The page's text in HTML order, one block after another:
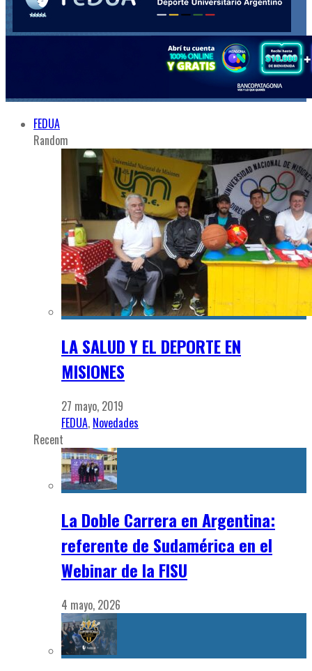
FEDUA
Random
LA SALUD Y EL DEPORTE EN
MISIONES
27 mayo, 2019
FEDUA, Novedades
Recent
La Doble Carrera en Argentina:
referente de Sudamérica en el
Webinar de la FISU
4 mayo, 2026